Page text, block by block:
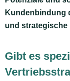
Kundenbindung
und strategische
Gibt es